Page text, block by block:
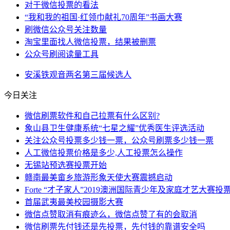
对于微信投票的看法
“我和我的祖国·红领巾献礼70周年”书画大赛
刷微信公众号关注数量
淘宝里面找人微信投票，结果被删票
公众号刷阅读量工具
安溪铁观音两名第三届候选人
今日关注
微信刷票软件和自己拉票有什么区别?
象山县卫生健康系统“七星之耀”优秀医生评选活动
关注公众号投票多少钱一票，公众号刷票多少钱一票
人工微信投票价格是多少,人工投票怎么操作
无锡站预选赛投票开始
赣南最美畲乡旅游形象天使大赛震撼启动
Forte “才子家人”2019澳洲国际青少年及家庭才艺大赛投
首届武夷最美校园摄影大赛
微信点赞取消有痕迹么，微信点赞了有的会取消
微信刷票先付钱还是先投票，先付钱的靠谱安全吗